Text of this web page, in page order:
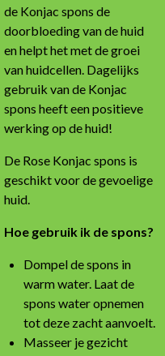
de Konjac spons de
doorbloeding van de huid
en helpt het met de groei
van huidcellen. Dagelijks
gebruik van de Konjac
spons heeft een positieve
werking op de huid!
De Rose Konjac spons is
geschikt voor de gevoelige
huid.
Hoe gebruik ik de spons?
Dompel de spons in
warm water. Laat de
spons water opnemen
tot deze zacht aanvoelt.
Masseer je gezicht